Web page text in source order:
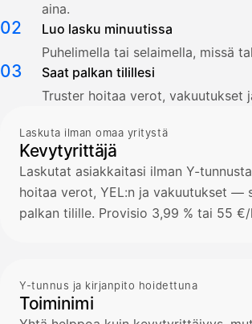
aina.
02
Luo lasku minuutissa
Puhelimella tai selaimella, missä
03
Saat palkan tilillesi
Truster hoitaa verot, vakuutukset
Laskuta ilman omaa yritystä
Kevytyrittäjä
Laskutat asiakkaitasi ilman Y-
hoitaa verot, YEL:n ja vakuutukset —
palkan tilille. Provisio 3,99 % tai 55
Y-tunnus ja kirjanpito hoidettuna
Toiminimi